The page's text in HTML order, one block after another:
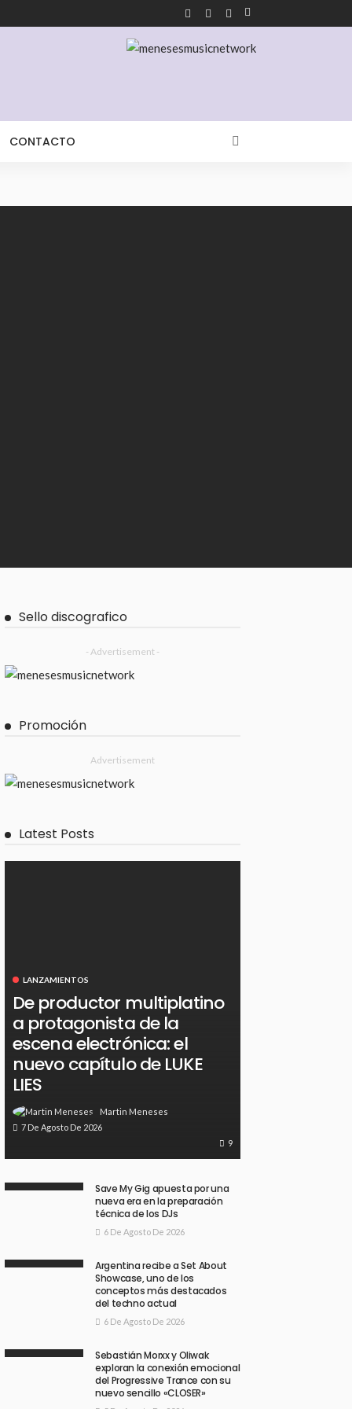
CONTACTO
Sello discografico
- Advertisement -
Promoción
Advertisement
Latest Posts
LANZAMIENTOS
De productor multiplatino
a protagonista de la
escena electrónica: el
nuevo capítulo de LUKE
LIES
Martin Meneses
7 De Agosto De 2026
9
Save My Gig apuesta por una
nueva era en la preparación
técnica de los DJs
6 De Agosto De 2026
Argentina recibe a Set About
Showcase, uno de los
conceptos más destacados
del techno actual
6 De Agosto De 2026
Sebastián Morxx y Oliwak
exploran la conexión emocional
del Progressive Trance con su
nuevo sencillo «CLOSER»